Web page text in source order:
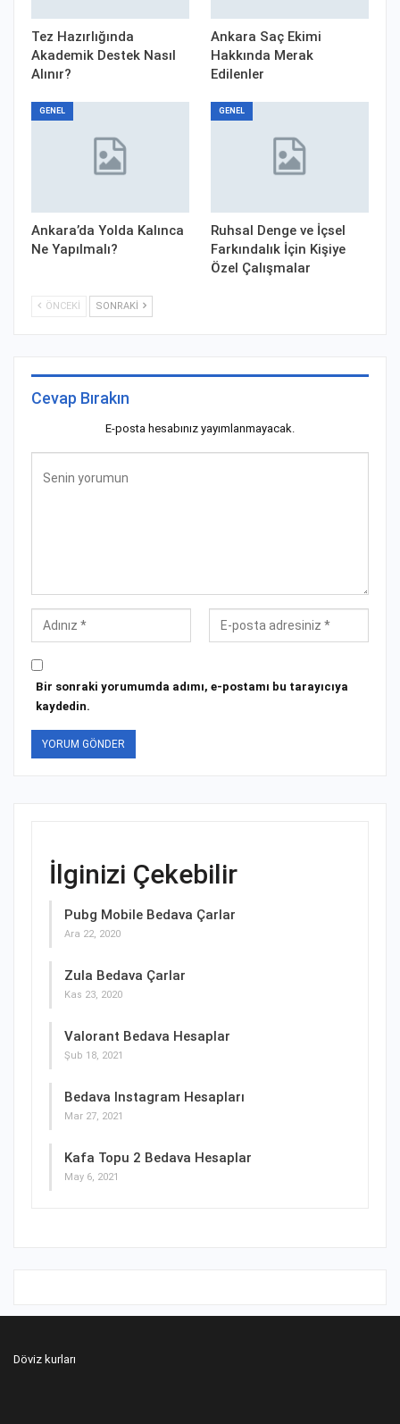
Tez Hazırlığında
Akademik Destek Nasıl
Alınır?
Ankara Saç Ekimi
Hakkında Merak
Edilenler
GENEL
Ankara’da Yolda Kalınca
Ne Yapılmalı?
GENEL
Ruhsal Denge ve İçsel
Farkındalık İçin Kişiye
Özel Çalışmalar
ÖNCEKI SONRAKI
Cevap Bırakın
E-posta hesabınız yayımlanmayacak.
Bir sonraki yorumumda adımı, e-postamı bu tarayıcıya
kaydedin.
İlginizi Çekebilir
Pubg Mobile Bedava Çarlar
Ara 22, 2020
Zula Bedava Çarlar
Kas 23, 2020
Valorant Bedava Hesaplar
Şub 18, 2021
Bedava Instagram Hesapları
Mar 27, 2021
Kafa Topu 2 Bedava Hesaplar
May 6, 2021
Döviz kurları